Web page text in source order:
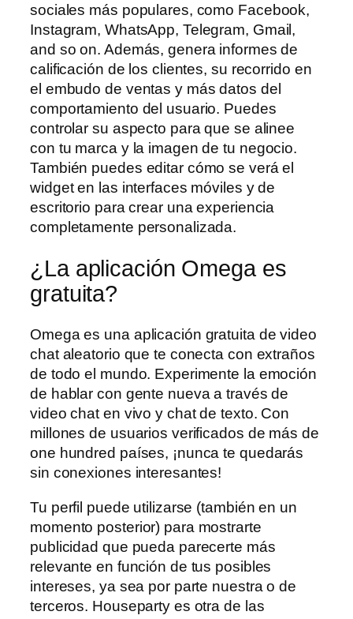
sociales más populares, como Facebook,
Instagram, WhatsApp, Telegram, Gmail,
and so on. Además, genera informes de
calificación de los clientes, su recorrido en
el embudo de ventas y más datos del
comportamiento del usuario. Puedes
controlar su aspecto para que se alinee
con tu marca y la imagen de tu negocio.
También puedes editar cómo se verá el
widget en las interfaces móviles y de
escritorio para crear una experiencia
completamente personalizada.
¿La aplicación Omega es
gratuita?
Omega es una aplicación gratuita de video
chat aleatorio que te conecta con extraños
de todo el mundo. Experimente la emoción
de hablar con gente nueva a través de
video chat en vivo y chat de texto. Con
millones de usuarios verificados de más de
one hundred países, ¡nunca te quedarás
sin conexiones interesantes!
Tu perfil puede utilizarse (también en un
momento posterior) para mostrarte
publicidad que pueda parecerte más
relevante en función de tus posibles
intereses, ya sea por parte nuestra o de
terceros. Houseparty es otra de las